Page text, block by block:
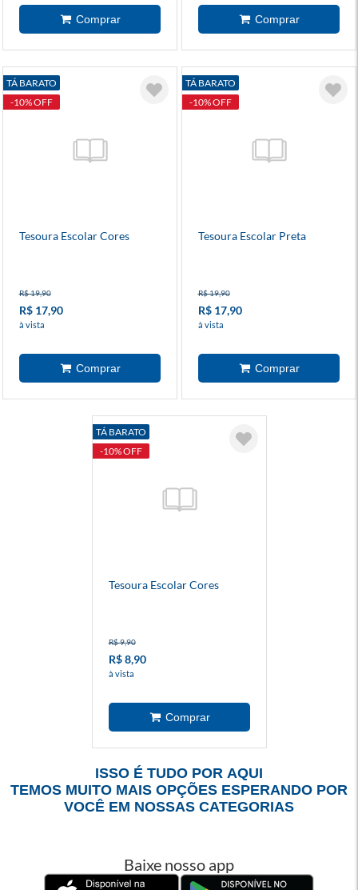
TÁ BARATO
-10% OFF
Tesoura Escolar Cores
R$ 19,90
R$ 17,90
à vista
TÁ BARATO
-10% OFF
Tesoura Escolar Preta
R$ 19,90
R$ 17,90
à vista
TÁ BARATO
-10% OFF
Tesoura Escolar Cores
R$ 9,90
R$ 8,90
à vista
ISSO É TUDO POR AQUI
TEMOS MUITO MAIS OPÇÕES ESPERANDO POR
VOCÊ EM NOSSAS CATEGORIAS
Baixe nosso app